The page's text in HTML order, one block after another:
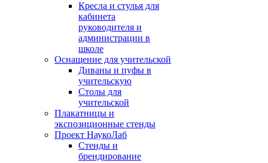
Кресла и стулья для
кабинета
руководителя и
администрации в
школе
Оснащение для учительской
Диваны и пуфы в
учительскую
Столы для
учительской
Плакатницы и
экспозиционные стенды
Проект НаукоЛаб
Стенды и
брендирование